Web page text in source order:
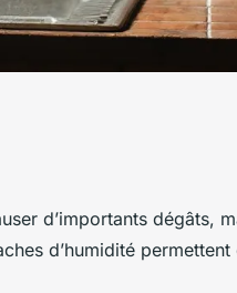
d’importants dégâts,
d’humidité permettent